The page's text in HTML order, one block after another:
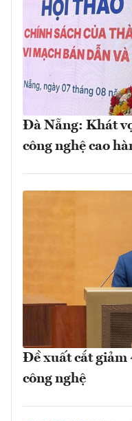
Đà Nẵng: Khát
công nghệ cao
Đề xuất cắt giảm
công nghệ